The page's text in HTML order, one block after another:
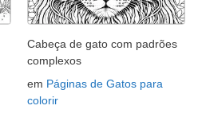
Cabeça de gato com padrões
complexos
em Páginas de Gatos para
colorir